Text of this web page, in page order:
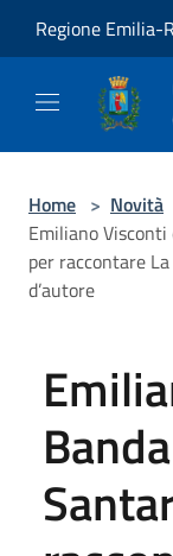
Regione Emilia-
Home > Novità
Emiliano Visconti
per raccontare
d’autore